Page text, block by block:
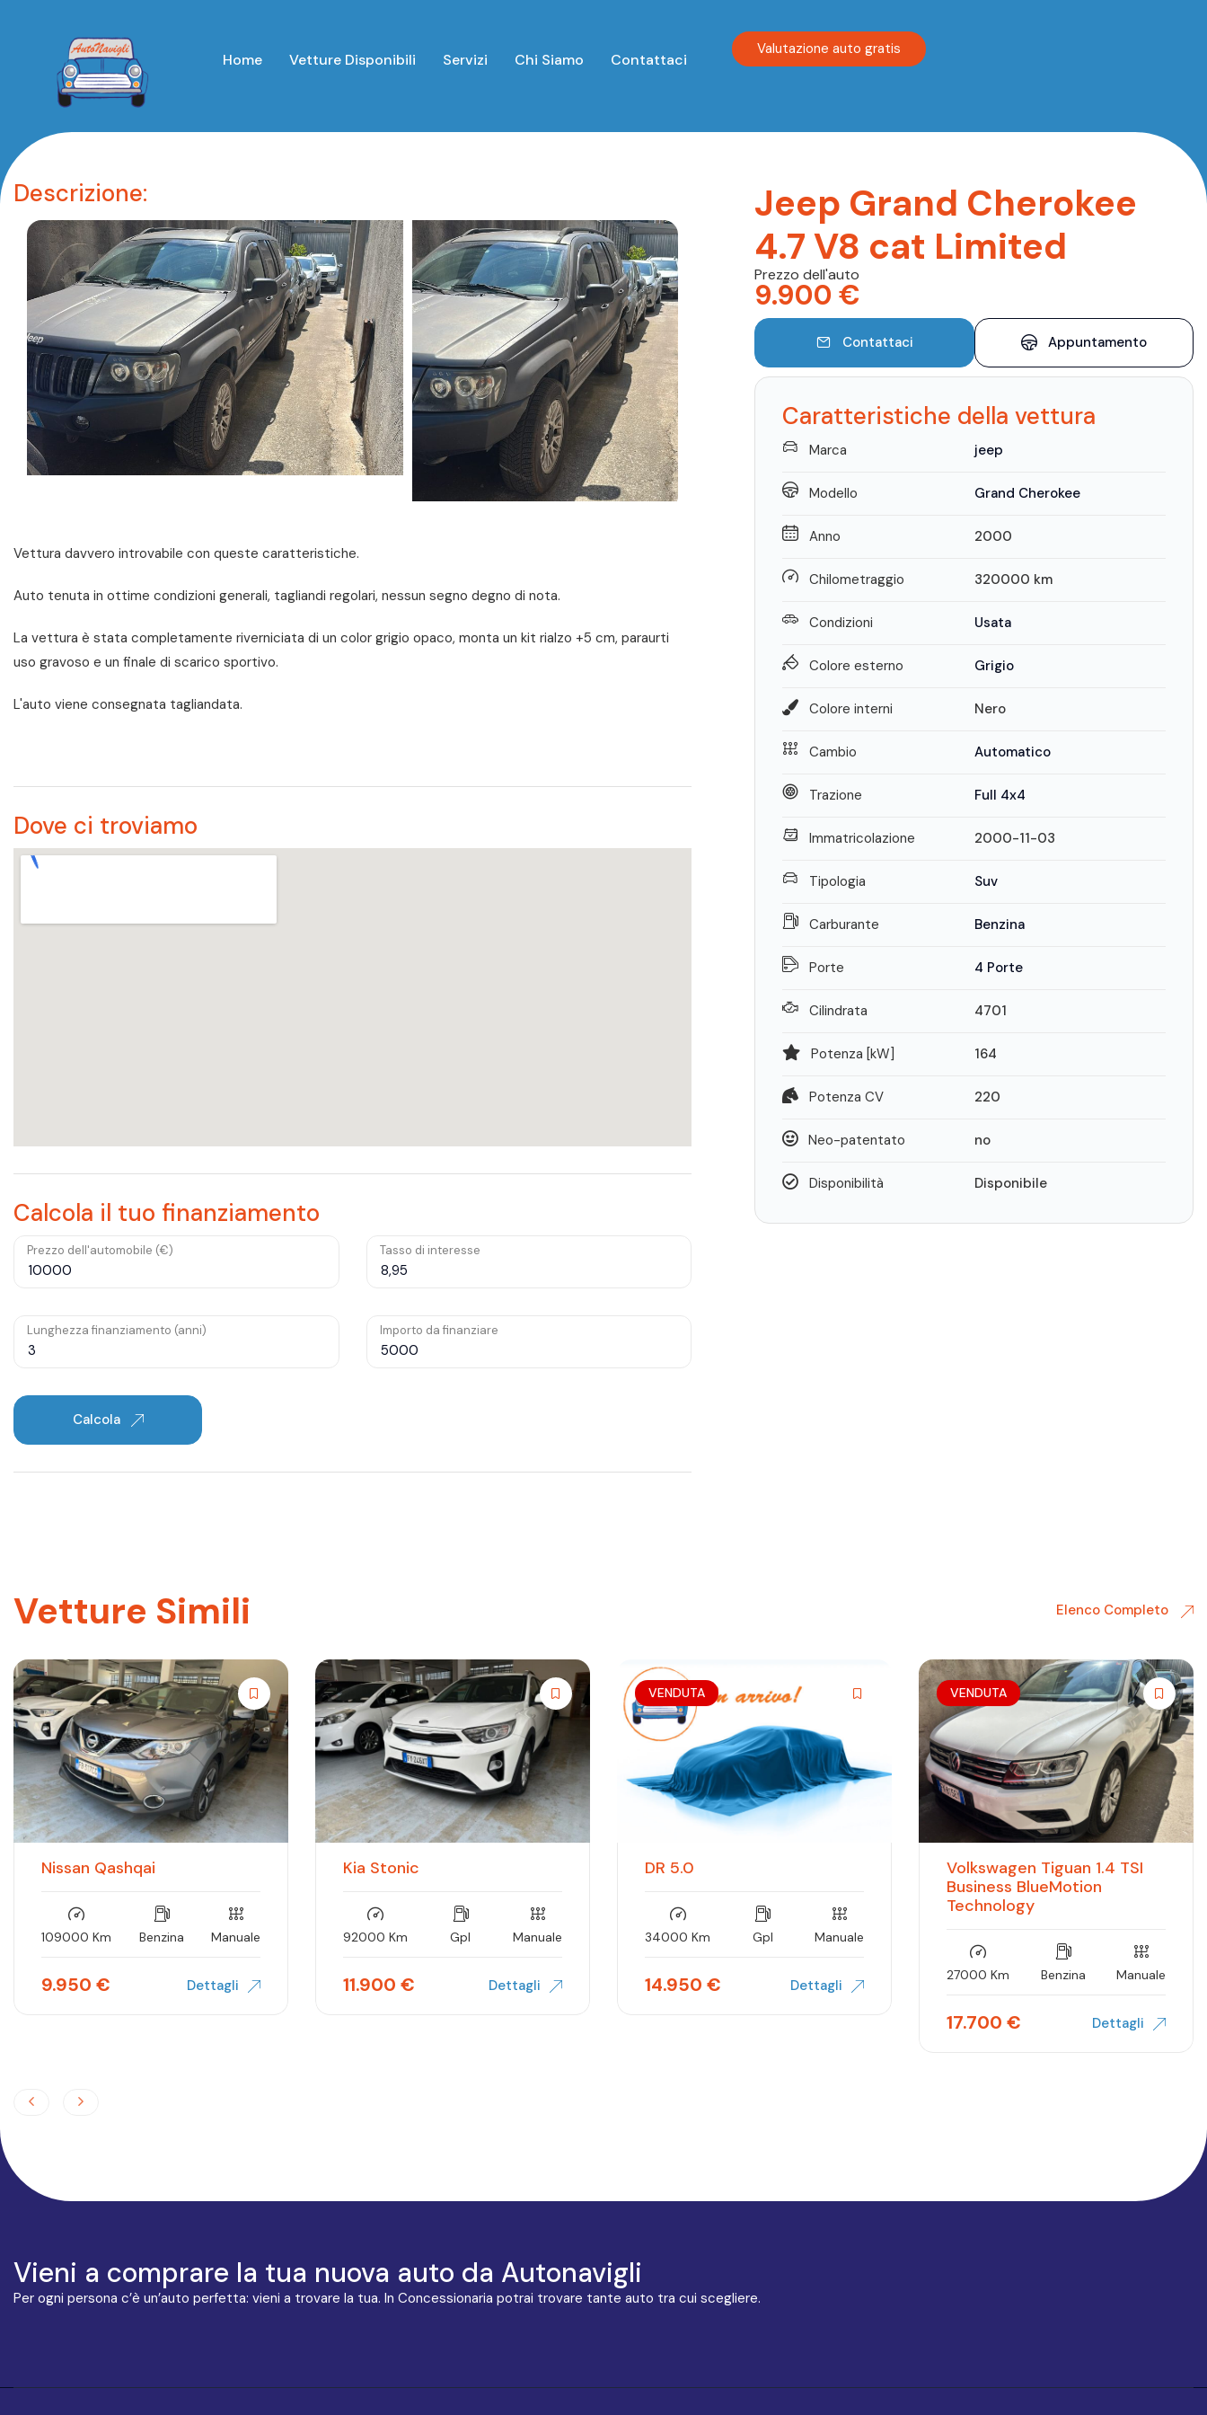
Home Vetture Disponibili Servizi Chi Siamo Contattaci
Valutazione auto gratis
Descrizione:
Vettura davvero introvabile con queste caratteristiche.
Auto tenuta in ottime condizioni generali, tagliandi regolari, nessun segno degno di nota.
La vettura è stata completamente riverniciata di un color grigio opaco, monta un kit rialzo +5 cm, paraurti
uso gravoso e un finale di scarico sportivo.
L'auto viene consegnata tagliandata.
Dove ci troviamo
Calcola il tuo finanziamento
Prezzo dell'automobile (€) Tasso di interesse
Lunghezza finanziamento (anni) Importo da finanziare
Calcola
Jeep Grand Cherokee
4.7 V8 cat Limited
Prezzo dell'auto
9.900 €
Contattaci Appuntamento
Caratteristiche della vettura
Marca jeep
Modello Grand Cherokee
Anno 2000
Chilometraggio 320000 km
Condizioni Usata
Colore esterno Grigio
Colore interni Nero
Cambio Automatico
Trazione Full 4x4
Immatricolazione 2000-11-03
Tipologia Suv
Carburante Benzina
Porte 4 Porte
Cilindrata 4701
Potenza [kW] 164
Potenza CV 220
Neo-patentato no
Disponibilità Disponibile
Vetture Simili Elenco Completo
Nissan Qashqai
109000 Km Benzina Manuale
9.950 € Dettagli
Kia Stonic
92000 Km Gpl Manuale
11.900 € Dettagli
VENDUTA
DR 5.0
34000 Km Gpl Manuale
14.950 € Dettagli
VENDUTA
Volkswagen Tiguan 1.4 TSI
Business BlueMotion
Technology
27000 Km Benzina Manuale
17.700 € Dettagli
Vieni a comprare la tua nuova auto da Autonavigli
Per ogni persona c’è un’auto perfetta: vieni a trovare la tua. In Concessionaria potrai trovare tante auto tra cui scegliere.